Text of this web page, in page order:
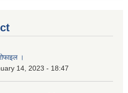
।
14, 2023 - 18:47